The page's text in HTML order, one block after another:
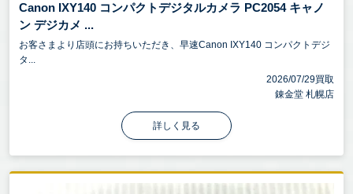
Canon IXY140 コンパクトデジタルカメラ PC2054 キャノ
ン デジカメ ...
お客さまより店頭にお持ちいただき、早速Canon IXY140 コンパクトデジ
タ...
2026/07/29買取
錬金堂 札幌店
詳しく見る